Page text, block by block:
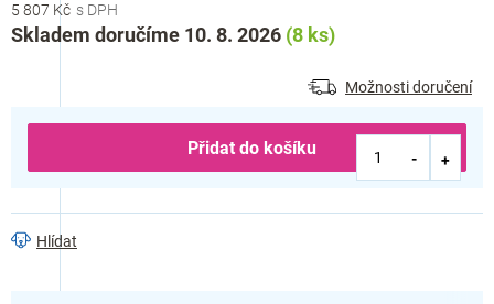
5 807 Kč
Měrná
cena:
Skladem doručíme 10. 8. 2026 (8 ks)
Možnosti doručení
Přidat do košíku
Hlídat